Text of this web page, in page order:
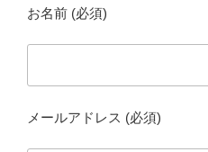
お名前 (必須)
メールアドレス (必須)